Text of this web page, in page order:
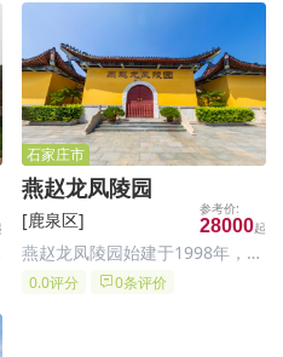
在石家庄市区及周边地区的居民
来说，前往祥安生态园祭扫较为
方便。
石家庄市
​燕赵龙凤陵园
[鹿泉区] 28000
燕赵龙凤陵园始建于1998年，经
河北省民政厅、石家庄市人民政
0.0评分 0条评价